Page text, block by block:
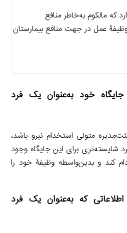
که مالکوم به‌خاطر منافع
عمل در جهت منافع بیمارستان
خود به‌عنوان یک فرد
متولی استخدام نیرو باشد،
شایسته‌تری برای این جایگاه وجود
کند و بدین‌واسطه وظیفۀ خود را
که به‌عنوان یک فرد